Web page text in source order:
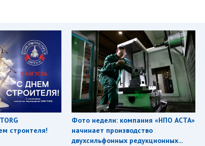
строителя!
Фото недели: компания «НПО АСТА»
начинает производство
двухсильфонных редукционных...